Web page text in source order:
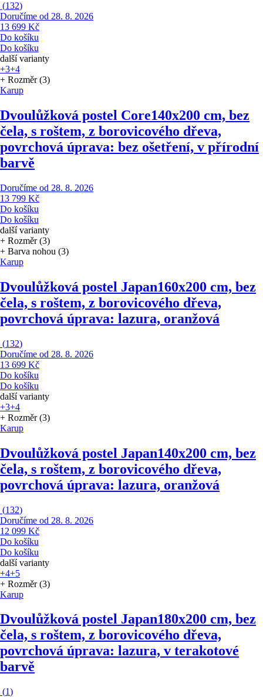
(132)
Doručíme od 28. 8. 2026
13 699 Kč
Do košíku
Do košíku
další varianty
+3+4
+ Rozměr (3)
Karup
Dvoulůžková postel Core140x200 cm, bez
čela, s roštem, z borovicového dřeva,
povrchová úprava: bez ošetření, v přírodní
barvě
Doručíme od 28. 8. 2026
13 799 Kč
Do košíku
Do košíku
další varianty
+ Rozměr (3)
+ Barva nohou (3)
Karup
Dvoulůžková postel Japan160x200 cm, bez
čela, s roštem, z borovicového dřeva,
povrchová úprava: lazura, oranžová
(132)
Doručíme od 28. 8. 2026
13 699 Kč
Do košíku
Do košíku
další varianty
+3+4
+ Rozměr (3)
Karup
Dvoulůžková postel Japan140x200 cm, bez
čela, s roštem, z borovicového dřeva,
povrchová úprava: lazura, oranžová
(132)
Doručíme od 28. 8. 2026
12 099 Kč
Do košíku
Do košíku
další varianty
+4+5
+ Rozměr (3)
Karup
Dvoulůžková postel Japan180x200 cm, bez
čela, s roštem, z borovicového dřeva,
povrchová úprava: lazura, v terakotové
barvě
(1)